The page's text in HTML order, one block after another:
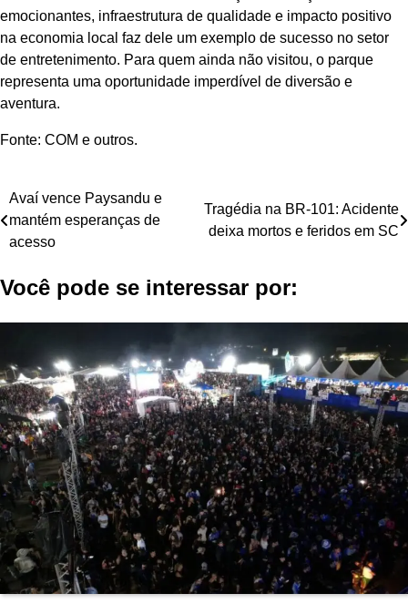
emocionantes, infraestrutura de qualidade e impacto positivo
na economia local faz dele um exemplo de sucesso no setor
de entretenimento. Para quem ainda não visitou, o parque
representa uma oportunidade imperdível de diversão e
aventura.
Fonte: COM e outros.
Navegação
de
Avaí vence Paysandu e
mantém esperanças de
acesso
Tragédia na BR-101: Acidente
deixa mortos e feridos em SC
Você pode se interessar por: